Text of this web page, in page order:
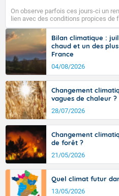
25 à 30 degrés dans les
Finistère au Nord-Pas-de-
On observe parfois ces jours-ci un
lien avec des conditions propices
tramontane ? Quelles sont ses
vent turbulent soufflant de secteur
ouest, dans un secteur qui part du
l’ouest de l’Hérault. L’étymologie de
signifiant au-delà des monts, en
d’où provient ce vent.
Bilan climatique :
chaud et un des
France
04/08/2026
Changement
vagues de chaleur ?
28/07/2026
Changement
de forêt ?
21/05/2026
Quel climat futur
13/05/2026